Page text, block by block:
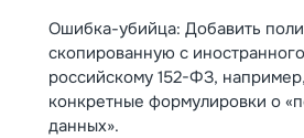
Ошибка-убийца: Добавить
скопированную с
российскому 152-ФЗ,
конкретные формулировки о
данных».